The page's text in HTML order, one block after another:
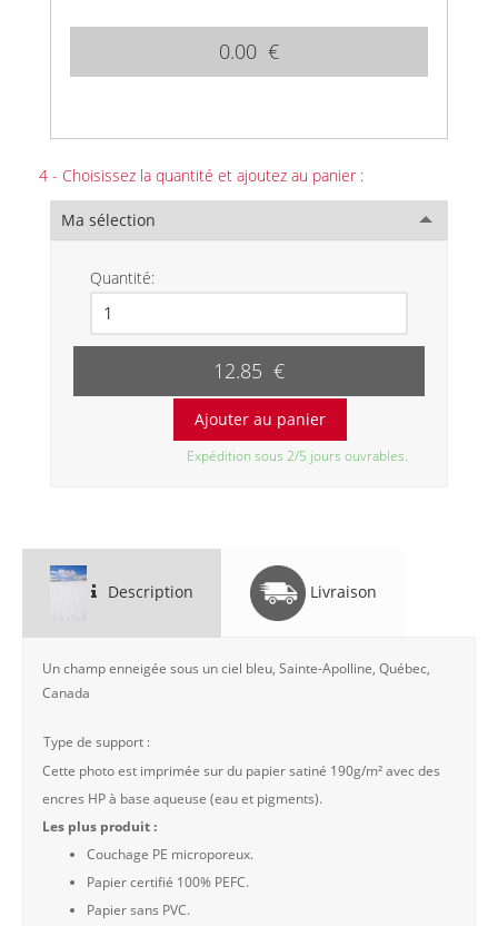
0.00 €
4 - Choisissez la quantité et ajoutez au panier :
Ma sélection
Quantité:
12.85 €
Expédition sous 2/5 jours ouvrables.
Description Livraison
Un champ enneigée sous un ciel bleu, Sainte-Apolline, Québec,
Canada
Type de support :
Cette photo est imprimée sur du papier satiné 190g/m² avec des
encres HP à base aqueuse (eau et pigments).
Les plus produit :
Couchage PE microporeux.
Papier certifié 100% PEFC.
Papier sans PVC.